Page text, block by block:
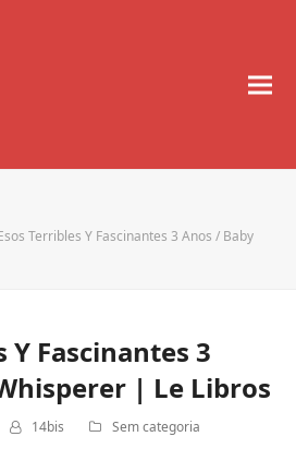
Terribles Y Fascinantes 3 Anos / Baby
Y Fascinantes 3
| Le Libros
14bis Sem categoria